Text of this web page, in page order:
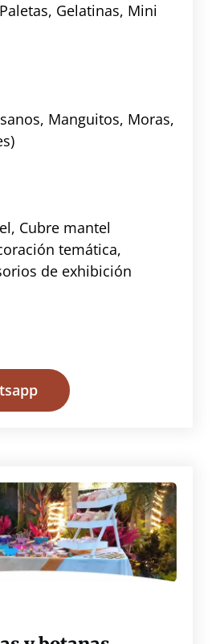
Gelatinas, Mini
Manguitos, Moras,
Cubre mantel
temática,
de exhibición